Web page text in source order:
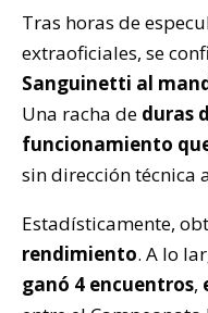
Tras horas de
extraoficiales, se
Sanguinetti al
Una racha de duras
funcionamiento
sin dirección técnica
Estadísticamente,
rendimiento. A lo
ganó 4 encuentros,